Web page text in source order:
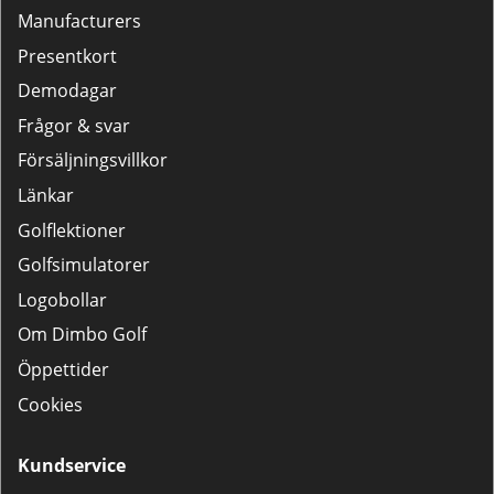
Manufacturers
Presentkort
Demodagar
Frågor & svar
Försäljningsvillkor
Länkar
Golflektioner
Golfsimulatorer
Logobollar
Om Dimbo Golf
Öppettider
Cookies
Kundservice